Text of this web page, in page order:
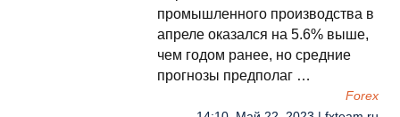
промышленного производства в
апреле оказался на 5.6% выше,
чем годом ранее, но средние
прогнозы предполаг …
Forex